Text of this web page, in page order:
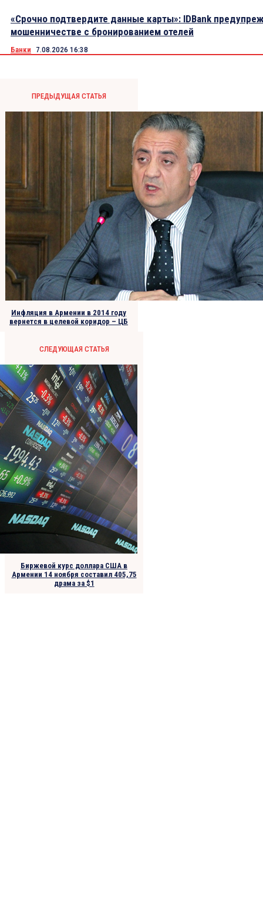
«Срочно подтвердите данные карты»: IDBank
мошенничестве с бронированием отелей
Банки 7.08.2026 16:38
ПРЕДЫДУЩАЯ СТАТЬЯ
Инфляция в Армении в 2014 году
вернется в целевой коридор – ЦБ
СЛЕДУЮЩАЯ СТАТЬЯ
Биржевой курс доллара США в
Армении 14 ноября составил 405,75
драма за $1